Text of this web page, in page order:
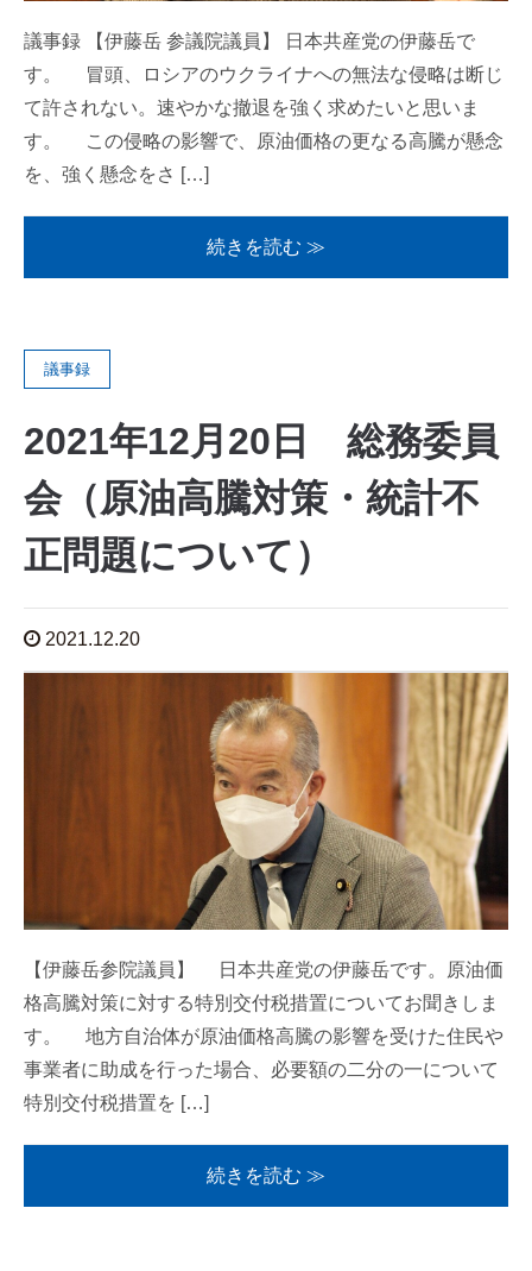
議事録 【伊藤岳 参議院議員】 日本共産党の伊藤岳で
す。 冒頭、ロシアのウクライナへの無法な侵略は断じ
て許されない。速やかな撤退を強く求めたいと思いま
す。 この侵略の影響で、原油価格の更なる高騰が懸念
を、強く懸念をさ […]
続きを読む ≫
議事録
2021年12月20日 総務委員
会（原油高騰対策・統計不
正問題について）
2021.12.20
【伊藤岳参院議員】 日本共産党の伊藤岳です。原油価
格高騰対策に対する特別交付税措置についてお聞きしま
す。 地方自治体が原油価格高騰の影響を受けた住民や
事業者に助成を行った場合、必要額の二分の一について
特別交付税措置を […]
続きを読む ≫